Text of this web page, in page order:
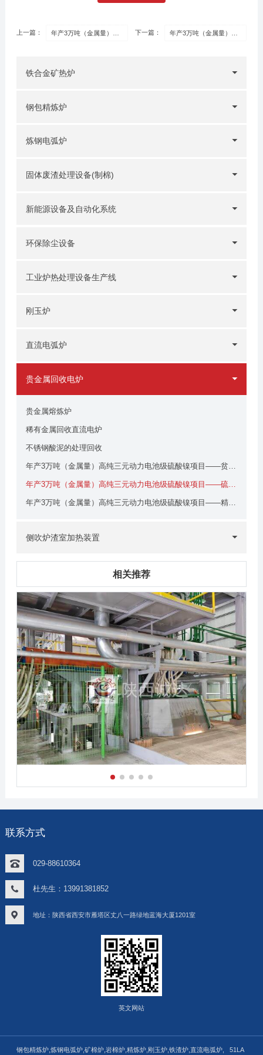
上一篇： 下一篇：
铁合金矿热炉
钢包精炼炉
炼钢电弧炉
固体废渣处理设备(制棉)
新能源设备及自动化系统
环保除尘设备
工业炉热处理设备生产线
刚玉炉
直流电弧炉
贵金属回收电炉
贵金属熔炼炉
稀有金属回收直流电炉
不锈钢酸泥的处理回收
年产3万吨（金属量）高纯三元动力电池级硫酸镍项目——贫化电炉
年产3万吨（金属量）高纯三元动力电池级硫酸镍项目——硫化电炉
年产3万吨（金属量）高纯三元动力电池级硫酸镍项目——精炼电炉
侧吹炉渣室加热装置
相关推荐
联系方式
029-88610364
杜先生：13991381852
地址：陕西省西安市雁塔区丈八一路绿地蓝海大厦1201室
英文网站
钢包精炼炉,炼钢电弧炉,矿棉炉,岩棉炉,精炼炉,刚玉炉,铁渣炉,直流电弧炉, 51LA